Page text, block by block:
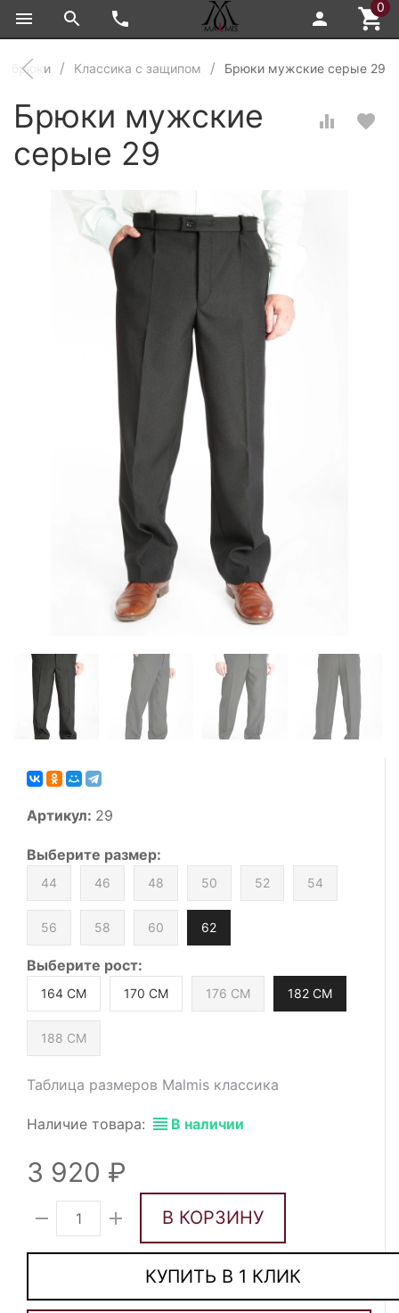
0
брюки Классика с защипом Брюки мужские серые 29
Брюки мужские
серые 29
Артикул: 29
Выберите размер:
44 46 48 50 52 54
56 58 60 62
Выберите рост:
164 СМ 170 СМ 176 СМ 182 СМ
188 СМ
Таблица размеров Malmis классика
Наличие товара: В наличии
3 920
В КОРЗИНУ
КУПИТЬ В 1 КЛИК